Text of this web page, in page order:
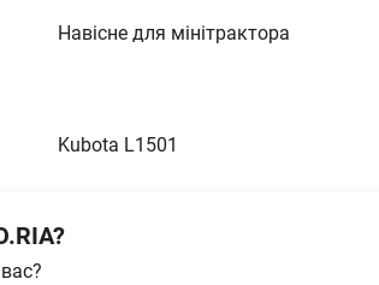
Навісне для мінітрактора
Kubota L1501